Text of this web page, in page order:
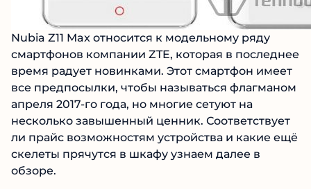
Nubia Z11 Max относится к модельному ряду
смартфонов компании ZTE, которая в последнее
время радует новинками. Этот смартфон имеет
все предпосылки, чтобы называться флагманом
апреля 2017-го года, но многие сетуют на
несколько завышенный ценник. Соответствует
ли прайс возможностям устройства и какие ещё
скелеты прячутся в шкафу узнаем далее в
обзоре.